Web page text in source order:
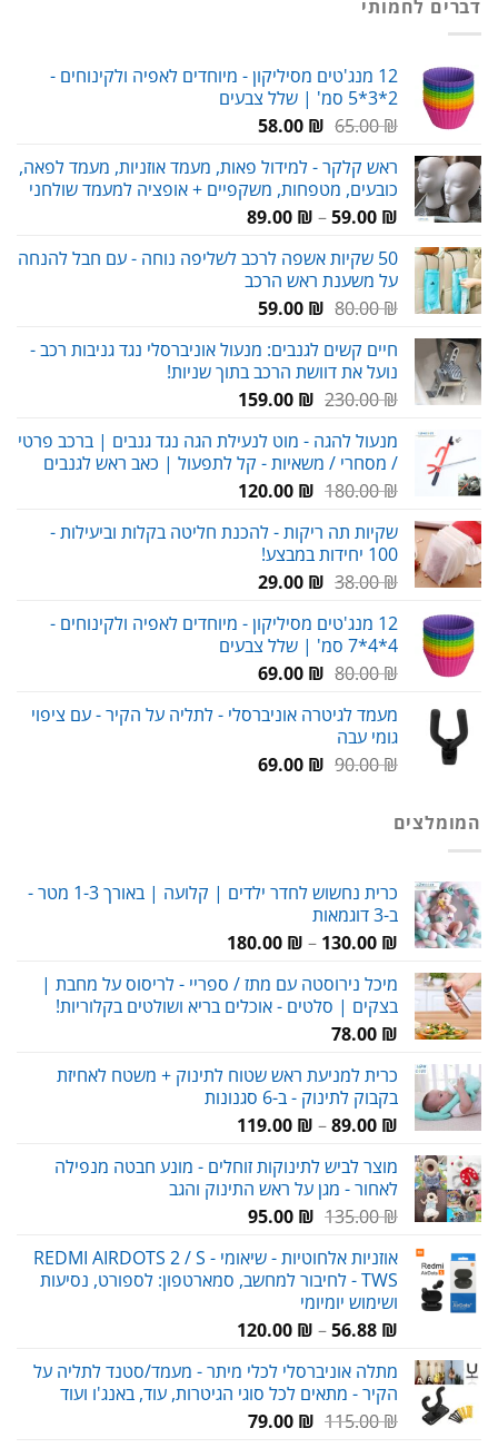
דברים לחמותי
12 מנג'טים מסיליקון - מיוחדים לאפיה ולקינוחים -
2*3*5 סמ' | שלל צבעים
65.00₪
המחיר
היה:
65.00 ₪.
58.00 ₪
המחיר
הוא:
58.00 ₪.
ראש קלקר - למידול פאות, מעמד אוזניות, מעמד לפאה,
כובעים, מטפחות, משקפיים + אופציה למעמד שולחני
59.00 ₪
–
89.00 ₪
טווח
עד
50 שקיות אשפה לרכב לשליפה נוחה - עם חבל להנחה
על משענת ראש הרכב
80.00₪
המחיר
היה:
80.00 ₪.
59.00 ₪
המחיר
הוא:
59.00 ₪.
חיים קשים לגנבים: מנעול אוניברסלי נגד גניבות רכב -
נועל את דוושת הרכב בתוך שניות!
230.00₪
המחיר
היה:
230.00 ₪.
159.00 ₪
המחיר
הוא:
159.00 ₪.
מנעול להגה - מוט לנעילת הגה נגד גנבים | ברכב פרטי
/ מסחרי / משאיות - קל לתפעול | כאב ראש לגנבים
180.00₪
המחיר
היה:
180.00 ₪.
120.00 ₪
המחיר
הוא:
שקיות תה ריקות - להכנת חליטה בקלות וביעילות -
100 יחידות במבצע!
38.00₪
המחיר
היה:
38.00 ₪.
29.00 ₪
המחיר
הוא:
29.00 ₪.
12 מנג'טים מסיליקון - מיוחדים לאפיה ולקינוחים -
4*4*7 סמ' | שלל צבעים
80.00₪
המחיר
היה:
69.00 ₪
המחיר
הוא:
מעמד לגיטרה אוניברסלי - לתליה על הקיר - עם ציפוי
גומי עבה
90.00₪
המחיר69.00 ₪
המחיר
המומלצים
כרית נחשוש לחדר ילדים | קלועה | באורך 1-3 מטר -
ב-3 דוגמאות
130.00 ₪
–
180.00 ₪
עד
מיכל נירוסטה עם מתז / ספריי - לריסוס על מחבת |
בצקים | סלטים - אוכלים בריא ושולטים בקלוריות!
78.00 ₪
כרית למניעת ראש שטוח לתינוק + משטח לאחיזת
בקבוק לתינוק - ב-6 סגנונות
89.00 ₪
–
119.00 ₪
עד
מוצר לביש לתינוקות זוחלים - מונע חבטה מנפילה
לאחור - מגן על ראש התינוק והגב
135.00₪
המחיר
היה:
135.00 ₪.
95.00 ₪
המחיר
הוא:
95.00 ₪.
אוזניות אלחוטיות - שיאומי REDMI AIRDOTS 2 / S -
TWS - לחיבור למחשב, סמארטפון: לספורט, נסיעות
ושימוש יומיומי
56.88 ₪
–
120.00 ₪
עד
מתלה אוניברסלי לכלי מיתר - מעמד/סטנד לתליה על
הקיר - מתאים לכל סוגי הגיטרות, עוד, באנג'ו ועוד
115.00₪
המחיר79.00 ₪
המחיר